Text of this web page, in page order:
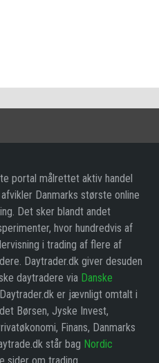
portal målrettet aktiv handel
Danmarks største online
Det sker blandt andet
hvor hundredvis af
i trading af flere af
Daytrader.dk giver desuden
daytradere via Danske
er jævnligt omtalt i
Børsen, Jyske Invest,
Finans, Danmarks
står bag Nordic